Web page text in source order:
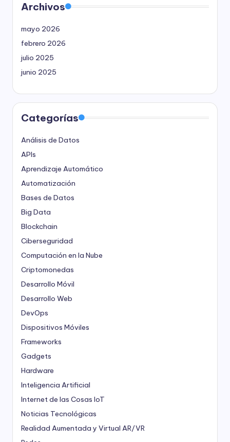
Archivos
mayo 2026
febrero 2026
julio 2025
junio 2025
Categorías
Análisis de Datos
APIs
Aprendizaje Automático
Automatización
Bases de Datos
Big Data
Blockchain
Ciberseguridad
Computación en la Nube
Criptomonedas
Desarrollo Móvil
Desarrollo Web
DevOps
Dispositivos Móviles
Frameworks
Gadgets
Hardware
Inteligencia Artificial
Internet de las Cosas IoT
Noticias Tecnológicas
Realidad Aumentada y Virtual AR/VR